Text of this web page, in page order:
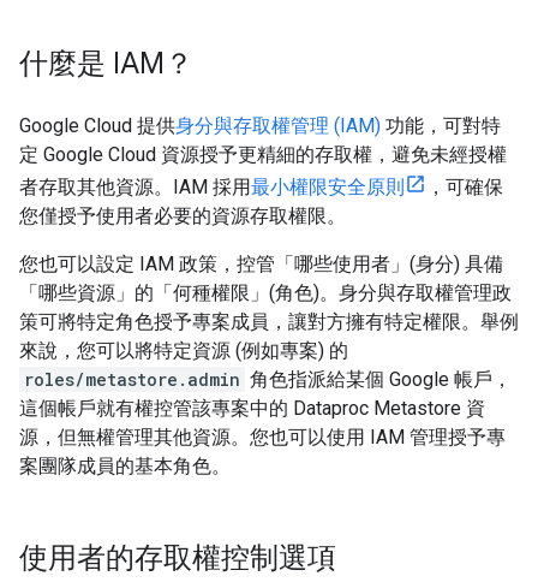
什麼是 IAM？
Google Cloud 提供身分與存取權管理 (IAM) 功能，可對特
定 Google Cloud 資源授予更精細的存取權，避免未經授權
者存取其他資源。IAM 採用最小權限安全原則
，可確保
您僅授予使用者必要的資源存取權限。
您也可以設定 IAM 政策，控管「哪些使用者」(身分) 具備
「哪些資源」的「何種權限」(角色)。身分與存取權管理政
策可將特定角色授予專案成員，讓對方擁有特定權限。舉例
來說，您可以將特定資源 (例如專案) 的
roles/metastore.admin 角色指派給某個 Google 帳戶，
這個帳戶就有權控管該專案中的 Dataproc Metastore 資
源，但無權管理其他資源。您也可以使用 IAM 管理授予專
案團隊成員的基本角色。
使用者的存取權控制選項